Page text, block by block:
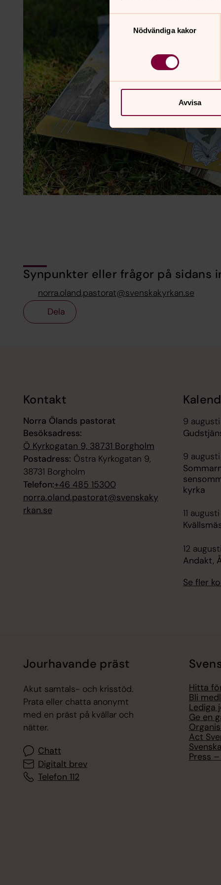
Nödvändiga kakor
Avvisa
Synpunkter eller frågor på sidans
norra.oland.pastorat@svenskakyrkan.se
Dela
Kontakt
Norra Ölands pastorat
Besöksadress:
Ö Kyrkogatan 9, 38731 Borgholm
Postadress: Östra Kyrkogatan 9,
38731 Borgholm
Telefon:+46 485 15300
norra.oland.pastorat@svenskaky
rkan.se
9
9 augusti
kyrka
11
12
Andakt,
Se fler
Jourhavande präst
Akut samtals- och krisstöd.
Prata eller chatta anonymt
med en präst på kvällar och
nätter.
Chatt
Digitalt brev
Telefon 112
Hitta
Bli
Lediga
Ge en
Act
Press